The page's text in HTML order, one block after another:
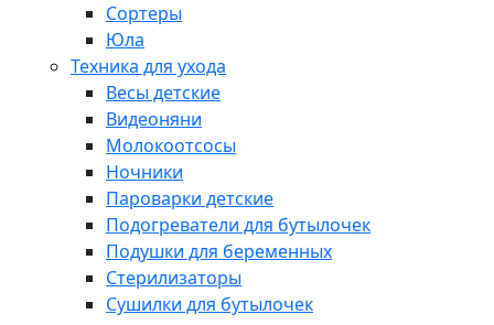
Сортеры
Юла
Техника для ухода
Весы детские
Видеоняни
Молокоотсосы
Ночники
Пароварки детские
Подогреватели для бутылочек
Подушки для беременных
Стерилизаторы
Сушилки для бутылочек